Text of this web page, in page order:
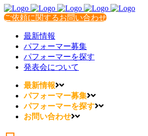
ご依頼に関するお問い合わせ
最新情報
パフォーマー募集
パフォーマーを探す
発表会について
最新情報
パフォーマー募集
パフォーマーを探す
お問い合わせ